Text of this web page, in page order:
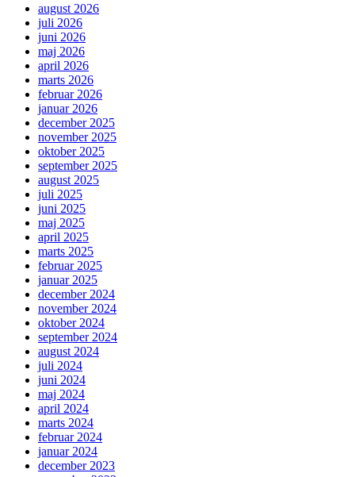
august 2026
juli 2026
juni 2026
maj 2026
april 2026
marts 2026
februar 2026
januar 2026
december 2025
november 2025
oktober 2025
september 2025
august 2025
juli 2025
juni 2025
maj 2025
april 2025
marts 2025
februar 2025
januar 2025
december 2024
november 2024
oktober 2024
september 2024
august 2024
juli 2024
juni 2024
maj 2024
april 2024
marts 2024
februar 2024
januar 2024
december 2023